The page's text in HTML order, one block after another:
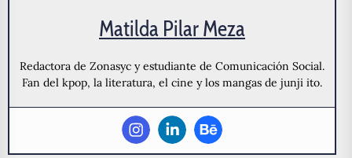
Matilda Pilar Meza
Redactora de Zonasyc y estudiante de Comunicación Social.
Fan del kpop, la literatura, el cine y los mangas de junji ito.